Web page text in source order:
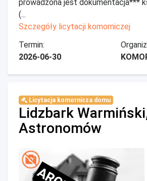
prowadzona jest dokumentacja***
(...
Szczegóły licytacji komorniczej
Termin:
2026-06-30
Licytacja komornicza domu
Lidzbark
Astronomów